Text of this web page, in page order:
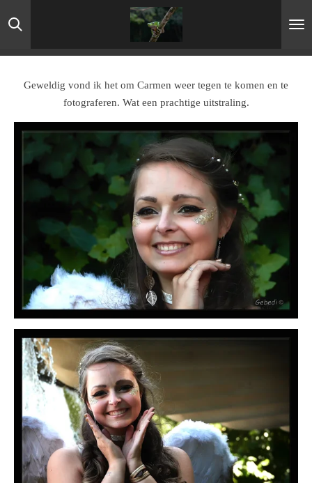
Ga
direct
hoofdinhoud
Geweldig vond ik het om Carmen weer tegen te komen en te
fotograferen. Wat een prachtige uitstraling.